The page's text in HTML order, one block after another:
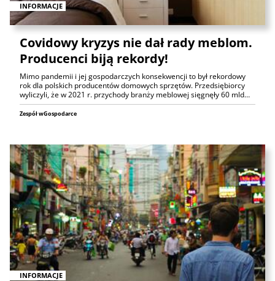
INFORMACJE
Covidowy kryzys nie dał rady meblom.
Producenci biją rekordy!
Mimo pandemii i jej gospodarczych konsekwencji to był rekordowy
rok dla polskich producentów domowych sprzętów. Przedsiębiorcy
wyliczyli, że w 2021 r. przychody branży meblowej sięgnęły 60 mld…
Zespół wGospodarce
INFORMACJE